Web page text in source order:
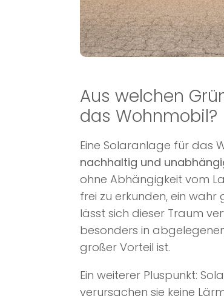
Aus welchen
das Wohnmobil?
Eine Solaranlage für das
nachhaltig und
ohne Abhängigkeit vom
frei zu erkunden, ein
lässt sich dieser Traum
besonders in
großer Vorteil ist.
Ein weiterer Pluspunkt:
verursachen sie keine